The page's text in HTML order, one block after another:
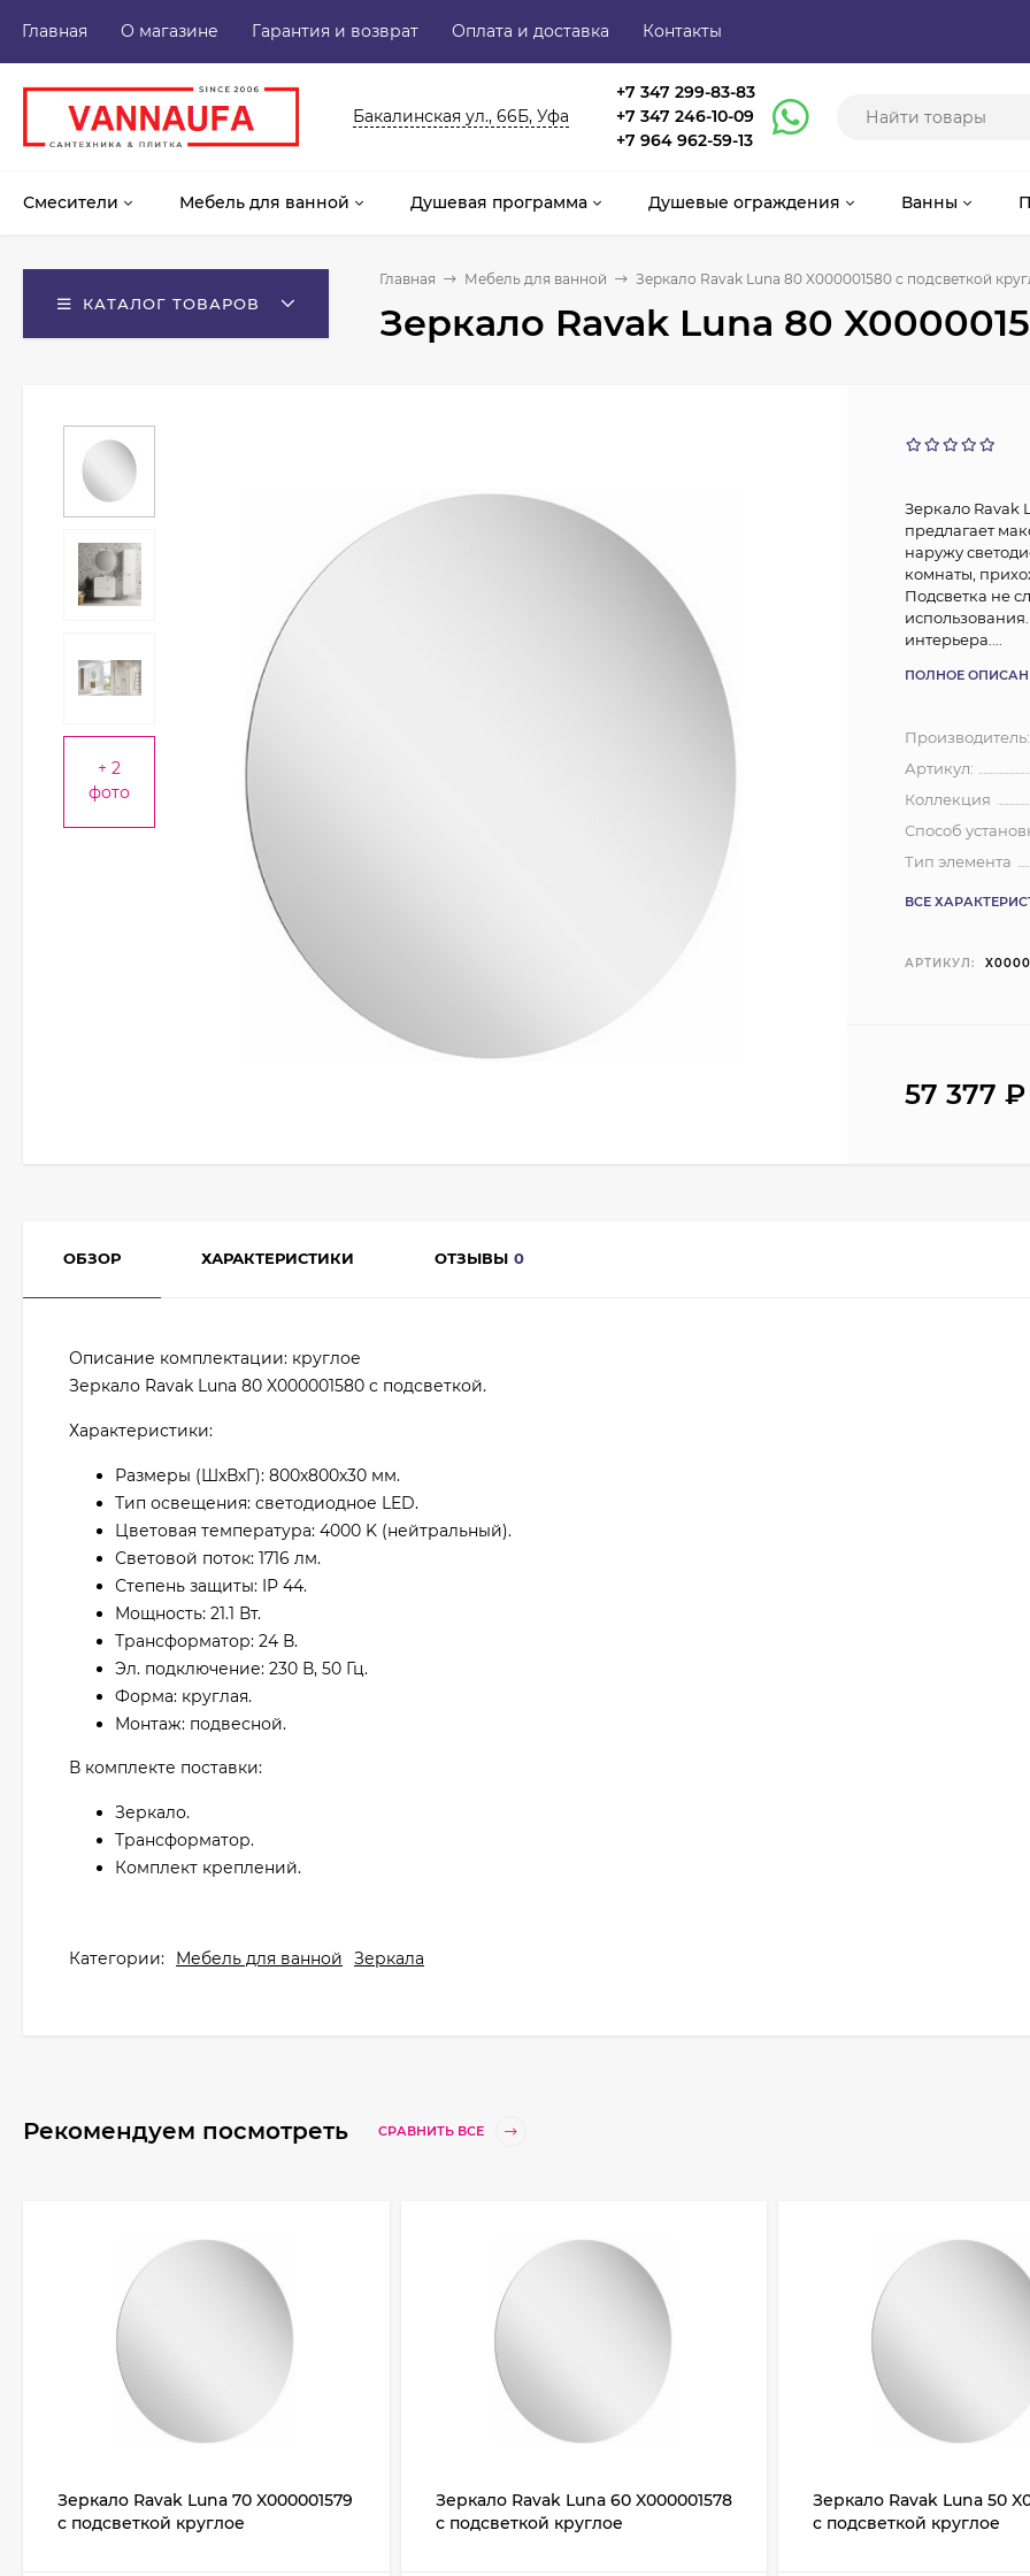
Главная О магазине Гарантия и возврат Оплата и доставка Контакты
Бакалинская ул., 66Б, Уфа
+7 347 299-83-83
+7 347 246-10-09
+7 964 962-59-13
Смесители Мебель для ванной Душевая программа Душевые ограждения Ванны
КАТАЛОГ ТОВАРОВ
Главная Мебель для ванной Зеркало Ravak Luna 80 X000001580 с подсветкой
Зеркало Ravak Luna 80
+ 2
фото
Зеркало Ravak
предлагает
наружу
комнаты,
Подсветка не
интерьера....
ПОЛНОЕ
Производитель:
Артикул:
Коллекция
Способ
Тип элемента
ВСЕ
АРТИКУЛ:
57 377₽
ОБЗОР ХАРАКТЕРИСТИКИ ОТЗЫВЫ 0
Описание комплектации: круглое
Зеркало Ravak Luna 80 X000001580 с подсветкой.
Характеристики:
Размеры (ШхВхГ): 800х800х30 мм.
Тип освещения: светодиодное LED.
Цветовая температура: 4000 K (нейтральный).
Световой поток: 1716 лм.
Степень защиты: IP 44.
Мощность: 21.1 Вт.
Трансформатор: 24 В.
Эл. подключение: 230 В, 50 Гц.
Форма: круглая.
Монтаж: подвесной.
В комплекте поставки:
Зеркало.
Трансформатор.
Комплект креплений.
Категории: Мебель для ванной Зеркала
Рекомендуем посмотреть СРАВНИТЬ ВСЕ
Зеркало Ravak Luna 70 X000001579
с подсветкой круглое
Зеркало Ravak Luna 60 X000001578
с подсветкой круглое
Зеркало Ravak Luna 50
с подсветкой круглое